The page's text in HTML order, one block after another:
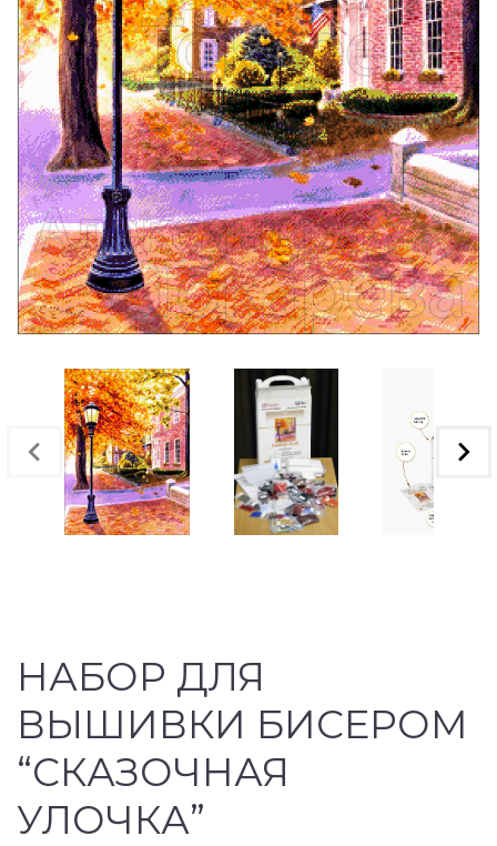
НАБОР ДЛЯ
ВЫШИВКИ БИСЕРОМ
“СКАЗОЧНАЯ
УЛОЧКА”